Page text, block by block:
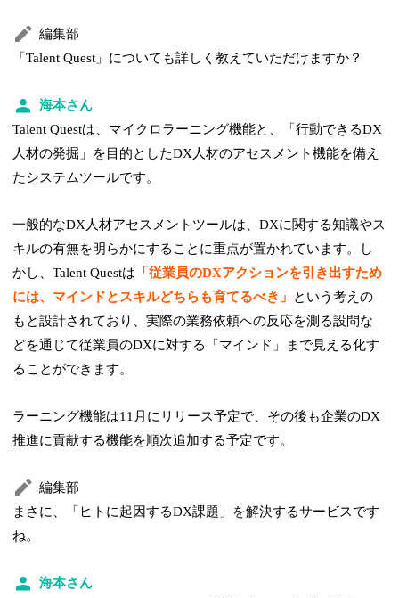
編集部
「Talent Quest」についても詳しく教えていただけますか？
海本さん
Talent Questは、マイクロラーニング機能と、「行動できるDX
人材の発掘」を目的としたDX人材のアセスメント機能を備え
たシステムツールです。
一般的なDX人材アセスメントツールは、DXに関する知識やス
キルの有無を明らかにすることに重点が置かれています。し
かし、Talent Questは 「従業員のDXアクションを引き出すため
には、マインドとスキルどちらも育てるべき」
という考えの
もと設計されており、実際の業務依頼への反応を測る設問な
どを通じて従業員のDXに対する「マインド」まで見える化す
ることができます。
ラーニング機能は11月にリリース予定で、その後も企業のDX
推進に貢献する機能を順次追加する予定です。
編集部
まさに、「ヒトに起因するDX課題」を解決するサービスです
ね。
海本さん